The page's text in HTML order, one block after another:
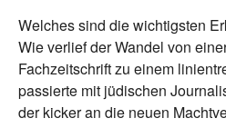
Welches sind die wichtigsten
Wie verlief der Wandel von
Fachzeitschrift zu einem
passierte mit jüdischen
der kicker an die neuen